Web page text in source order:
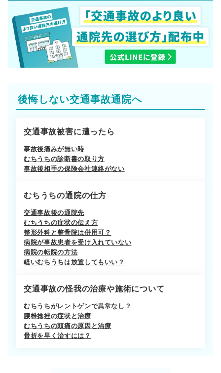
後悔しない交通事故通院へ
交通事故被害に遭ったら
事故後痛みが無い時
むちうちの診断書の取り方
事故後相手の保険会社連絡がない
むちうちの通院の仕方
交通事故後の通院先
むちうちの症状の伝え方
整形外科と整骨院は併用可？
病院が事故患者を受け入れていない
病院の転院の方法
軽いむちうちは放置してもいい？
交通事故の怪我の治療や施術について
むちうちがレントゲンで異常なし？
腰椎捻挫の症状と治療
むちうちの頭痛の原因と治療
骨折を早く治すには？